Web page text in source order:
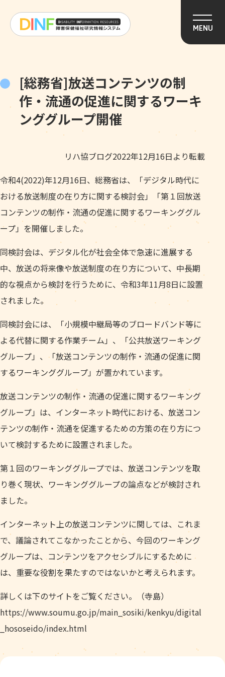
MENU
[総務省]放送コンテンツの制
作・流通の促進に関するワーキ
ンググループ開催
リハ協ブログ2022年12月16日より転載
令和4(2022)年12月16日、総務省は、「デジタル時代に
おける放送制度の在り方に関する検討会」「第１回放送
コンテンツの制作・流通の促進に関するワーキンググル
ープ」を開催しました。
同検討会は、デジタル化が社会全体で急速に進展する
中、放送の将来像や放送制度の在り方について、中長期
的な視点から検討を行うために、令和3年11月8日に設置
されました。
同検討会には、「小規模中継局等のブロードバンド等に
よる代替に関する作業チーム」、「公共放送ワーキング
グループ」、「放送コンテンツの制作・流通の促進に関
するワーキンググループ」が置かれています。
放送コンテンツの制作・流通の促進に関するワーキング
グループ」は、インターネット時代における、放送コン
テンツの制作・流通を促進するための方策の在り方につ
いて検討するために設置されました。
第１回のワーキンググループでは、放送コンテンツを取
り巻く現状、ワーキンググループの論点などが検討され
ました。
インターネット上の放送コンテンツに関しては、これま
で、議論されてこなかったことから、今回のワーキング
グループは、コンテンツをアクセシブルにするために
は、重要な役割を果たすのではないかと考えられます。
詳しくは下のサイトをご覧ください。（寺島）
https://www.soumu.go.jp/main_sosiki/kenkyu/digital
_hososeido/index.html